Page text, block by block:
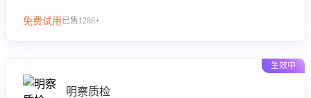
助用户高效管理和利用知识资源。通过该产品，用户可以轻松
免费试用 已售1288+
生效中
明察质检